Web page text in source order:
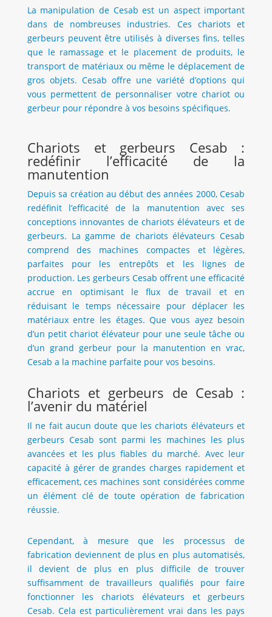
La manipulation de Cesab est un aspect important
dans de nombreuses industries. Ces chariots et
gerbeurs peuvent être utilisés à diverses fins, telles
que le ramassage et le placement de produits, le
transport de matériaux ou même le déplacement de
gros objets. Cesab offre une variété d’options qui
vous permettent de personnaliser votre chariot ou
gerbeur pour répondre à vos besoins spécifiques.
Chariots et gerbeurs Cesab :
redéfinir l’efficacité de la
manutention
Depuis sa création au début des années 2000, Cesab
redéfinit l’efficacité de la manutention avec ses
conceptions innovantes de chariots élévateurs et de
gerbeurs. La gamme de chariots élévateurs Cesab
comprend des machines compactes et légères,
parfaites pour les entrepôts et les lignes de
production. Les gerbeurs Cesab offrent une efficacité
accrue en optimisant le flux de travail et en
réduisant le temps nécessaire pour déplacer les
matériaux entre les étages. Que vous ayez besoin
d’un petit chariot élévateur pour une seule tâche ou
d’un grand gerbeur pour la manutention en vrac,
Cesab a la machine parfaite pour vos besoins.
Chariots et gerbeurs de Cesab :
l’avenir du matériel
Il ne fait aucun doute que les chariots élévateurs et
gerbeurs Cesab sont parmi les machines les plus
avancées et les plus fiables du marché. Avec leur
capacité à gérer de grandes charges rapidement et
efficacement, ces machines sont considérées comme
un élément clé de toute opération de fabrication
réussie.
Cependant, à mesure que les processus de
fabrication deviennent de plus en plus automatisés,
il devient de plus en plus difficile de trouver
suffisamment de travailleurs qualifiés pour faire
fonctionner les chariots élévateurs et gerbeurs
Cesab. Cela est particulièrement vrai dans les pays